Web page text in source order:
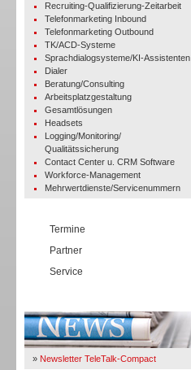
Recruiting-Qualifizierung-Zeitarbeit
Telefonmarketing Inbound
Telefonmarketing Outbound
TK/ACD-Systeme
Sprachdialogsysteme/KI-Assistenten
Dialer
Beratung/Consulting
Arbeitsplatzgestaltung
Gesamtlösungen
Headsets
Logging/Monitoring/
Qualitätssicherung
Contact Center u. CRM Software
Workforce-Management
Mehrwertdienste/Servicenummern
Termine
Partner
Service
» Newsletter TeleTalk-Compact